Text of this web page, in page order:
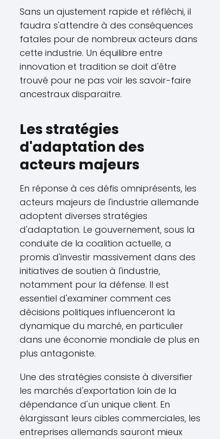
Sans un ajustement rapide et réfléchi, il
faudra s'attendre à des conséquences
fatales pour de nombreux acteurs dans
cette industrie. Un équilibre entre
innovation et tradition se doit d'être
trouvé pour ne pas voir les savoir-faire
ancestraux disparaitre.
Les stratégies
d'adaptation des
acteurs majeurs
En réponse à ces défis omniprésents, les
acteurs majeurs de l'industrie allemande
adoptent diverses stratégies
d'adaptation. Le gouvernement, sous la
conduite de la coalition actuelle, a
promis d'investir massivement dans des
initiatives de soutien à l'industrie,
notamment pour la défense. Il est
essentiel d'examiner comment ces
décisions politiques influenceront la
dynamique du marché, en particulier
dans une économie mondiale de plus en
plus antagoniste.
Une des stratégies consiste à diversifier
les marchés d'exportation loin de la
dépendance d'un unique client. En
élargissant leurs cibles commerciales, les
entreprises allemands sauront mieux